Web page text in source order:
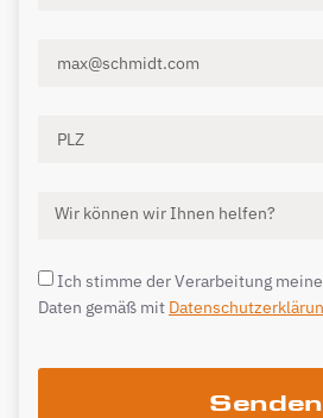
Ich stimme der Verarbeitung
Daten gemäß mit
Senden